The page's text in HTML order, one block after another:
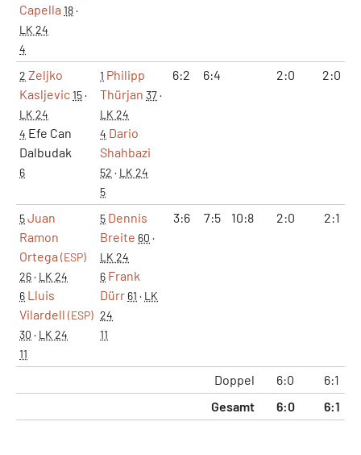
Capella 18·
LK 24
4
2 Zeljko
Kasljevic15·
LK 24
4 Efe Can
Dalbudak
6
1 Philipp
Thürjan 37·
LK 24
4 Dario
Shahbazi
52 · LK 24
5
6:2 6:4 2:0 2:0
5Juan
Ramon
Ortega (ESP)
26· LK 24
6 Lluis
Vilardell (ESP)
30 · LK 24
11
5 Dennis
Breite 60 ·
LK 24
6 Frank
Dürr 61 · LK
24
11
3:6 7:5 10:8 2:0 2:1
Doppel 6:0 6:1
Gesamt
6:0 6:1